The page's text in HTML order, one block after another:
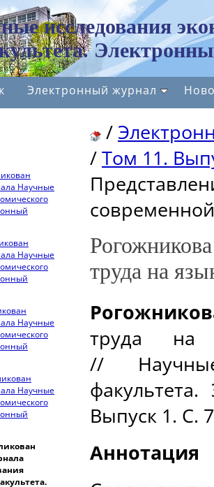
исследования
Электронный журнал
Научные
Научные
Научные
Научные
/
/Том 11.
труда на
труда на
// Научные
Выпуск 1. С.
Аннотация